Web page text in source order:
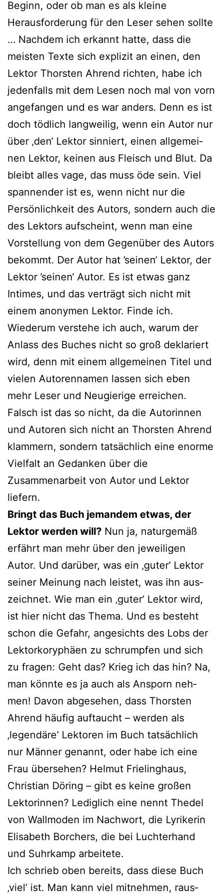
Beginn, oder ob man es als klei­ne
Herausforderung für den Leser sehen soll­te
… Nachdem ich erkannt hat­te, dass die
meis­ten Texte sich expli­zit an einen, den
Lektor Thorsten Ahrend rich­ten, habe ich
jeden­falls mit dem Lesen noch mal von vorn
ange­fan­gen und es war anders. Denn es ist
doch töd­lich lang­wei­lig, wenn ein Autor nur
über ‚den‘ Lektor sin­niert, einen all­ge­mei­
nen Lektor, kei­nen aus Fleisch und Blut. Da
bleibt alles vage, das muss öde sein. Viel
span­nen­der ist es, wenn nicht nur die
Persönlichkeit des Autors, son­dern auch die
des Lektors auf­scheint, wenn man eine
Vorstellung von dem Gegenüber des Autors
bekommt. Der Autor hat ’sei­nen‘ Lektor, der
Lektor ’sei­nen‘ Autor. Es ist etwas ganz
Intimes, und das ver­trägt sich nicht mit
einem anony­men Lektor. Finde ich.
Wiederum ver­ste­he ich auch, war­um der
Anlass des Buches nicht so groß dekla­riert
wird, denn mit einem all­ge­mei­nen Titel und
vie­len Autorennamen las­sen sich eben
mehr Leser und Neugierige errei­chen.
Falsch ist das so nicht, da die Autorinnen
und Autoren sich nicht an Thorsten Ahrend
klam­mern, son­dern tat­säch­lich eine enor­me
Vielfalt an Gedanken über die
Zusammenarbeit von Autor und Lektor
liefern.
Bringt das Buch jeman­dem etwas, der
Lektor wer­den will? Nun ja, natur­ge­mäß
erfährt man mehr über den jewei­li­gen
Autor. Und dar­über, was ein ‚guter‘ Lektor
sei­ner Meinung nach leis­tet, was ihn aus­
zeich­net. Wie man ein ‚guter‘ Lektor wird,
ist hier nicht das Thema. Und es besteht
schon die Gefahr, ange­sichts des Lobs der
Lektorkoryphäen zu schrump­fen und sich
zu fra­gen: Geht das? Krieg ich das hin? Na,
man könn­te es ja auch als Ansporn neh­
men! Davon abge­se­hen, dass Thorsten
Ahrend häu­fig auf­taucht – wer­den als
‚legen­dä­re‘ Lektoren im Buch tat­säch­lich
nur Männer genannt, oder habe ich eine
Frau über­se­hen? Helmut Frielinghaus,
Christian Döring – gibt es kei­ne gro­ßen
Lektorinnen? Lediglich eine nennt Thedel
von Wallmoden im Nachwort, die Lyrikerin
Elisabeth Borchers, die bei Luchterhand
und Suhrkamp arbeitete.
Ich schrieb oben bereits, dass die­se Buch
‚viel‘ ist. Man kann viel mit­neh­men, raus­